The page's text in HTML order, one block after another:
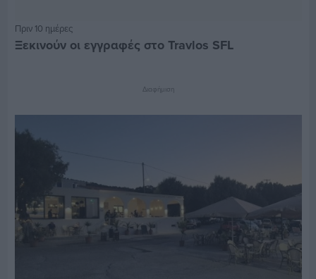
Πριν 10 ημέρες
Ξεκινούν οι εγγραφές στο Travlos SFL
Διαφήμιση